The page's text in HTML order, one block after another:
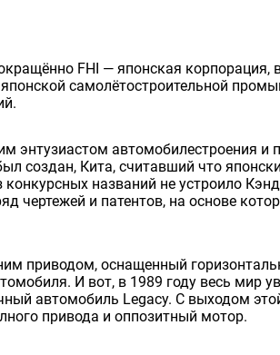
FHI — японская корпорация,
самолётостроительной
энтузиастом автомобилестроения и
создан, Кита, считавший что
названий не устроило
чертежей и патентов, на основе
приводом, оснащенный
И вот, в 1989 году весь мир
автомобиль Legacy. С выходом
привода и оппозитный мотор.